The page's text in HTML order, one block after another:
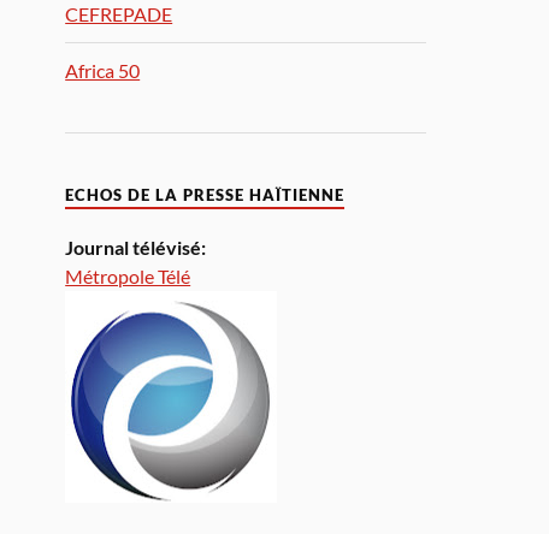
CEFREPADE
Africa 50
ECHOS DE LA PRESSE HAÏTIENNE
Journal télévisé:
Métropole Télé